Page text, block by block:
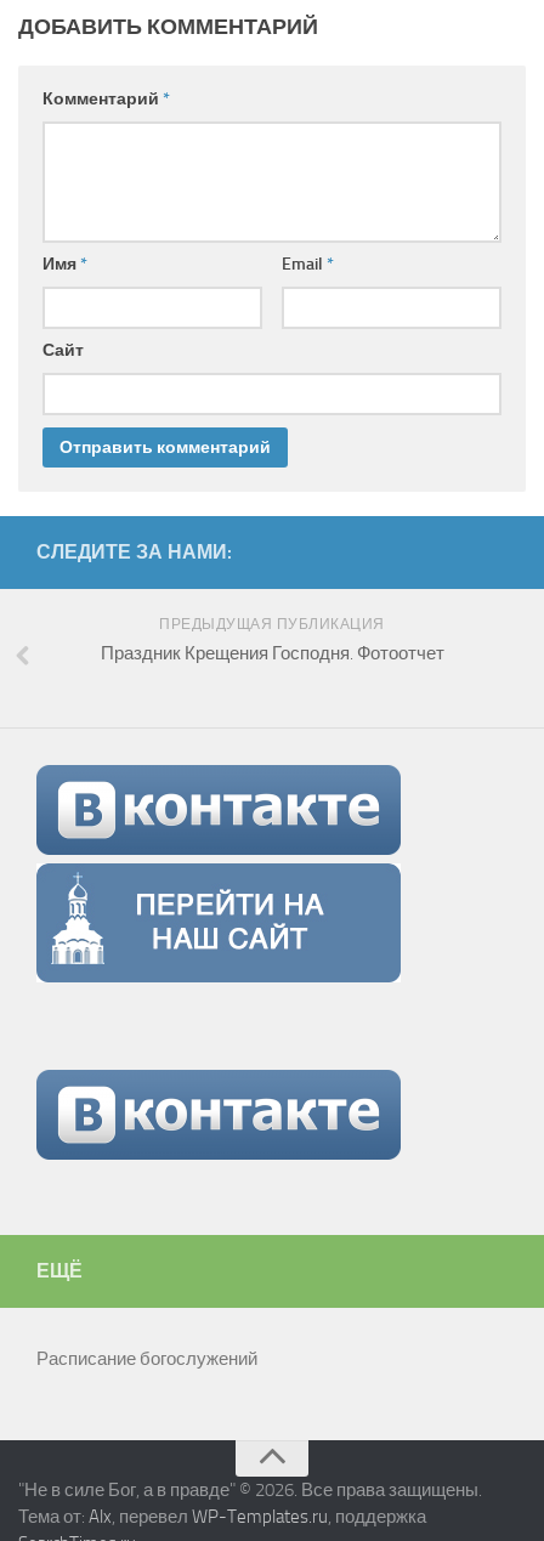
ДОБАВИТЬ КОММЕНТАРИЙ
Комментарий *
Имя* Email *
Сайт
СЛЕДИТЕ ЗА НАМИ:
ПРЕДЫДУЩАЯ ПУБЛИКАЦИЯ
Праздник Крещения Господня. Фотоотчет
ЕЩЁ
Расписание богослужений
"Не в силе Бог, а в правде" © 2026. Все права защищены.
Тема от: Alx, перевел WP-Templates.ru, поддержка